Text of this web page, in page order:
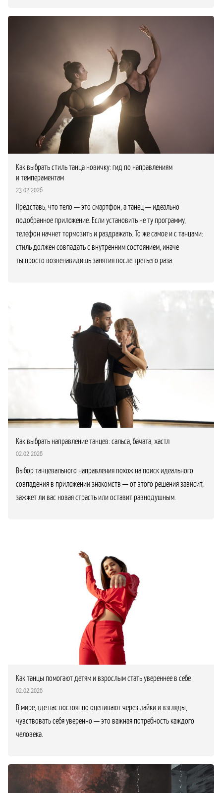
Как выбрать стиль танца новичку: гид по направлениям
и темпераментам
23.02.2026
Представь, что тело — это смартфон, а танец — идеально
подобранное приложение. Если установить не ту программу,
телефон начнет тормозить и раздражать. То же самое и с танцами:
стиль должен совпадать с внутренним состоянием, иначе
ты просто возненавидишь занятия после третьего раза.
Как выбрать направление танцев: сальса, бачата, хастл
02.02.2026
Выбор танцевального направления похож на поиск идеального
совпадения в приложении знакомств — от этого решения зависит,
зажжет ли вас новая страсть или оставит равнодушным.
Как танцы помогают детям и взрослым стать увереннее в себе
02.02.2026
В мире, где нас постоянно оценивают через лайки и взгляды,
чувствовать себя уверенно — это важная потребность каждого
человека.